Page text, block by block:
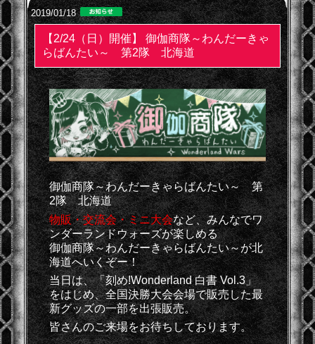
2019/01/18
【2/24（日）開催】 御伽商隊～わんだーきゃ
らばんたい～ 第2隊 北海道
御伽商隊～わんだーきゃらばんたい～ 第
2隊 北海道
物販・交流会・ミニ大会など、みんなでワ
ンダーランドウォーズが楽しめる
御伽商隊～わんだーきゃらばんたい～が北
海道へいくぞー！
当日は、「刻め!Wonderland 白書 Vol.3」
をはじめ、全国決勝大会会場で販売した最
新グッズの一部を出張販売。
皆さんのご来場をお待ちしております。